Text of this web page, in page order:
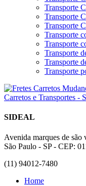
Transporte
Transporte
Transporte
Transporte
Transporte
Transporte
Transporte
Transporte
SIDEAL
Avenida marques de
São Paulo - SP - CEP:
(11) 94012-7480
Home